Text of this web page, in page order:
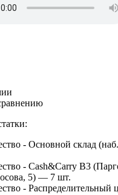
- Основной склад
- Cash&Carry B3
5) — 7 шт.
- Распределительный